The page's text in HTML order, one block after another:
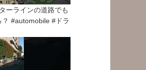
ーラインの道路でも
#automobile #ドラ